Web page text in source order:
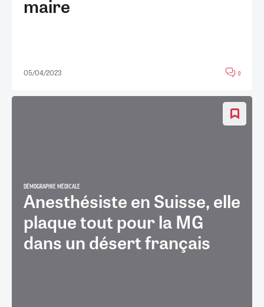
maire
05/04/2023 0
DÉMOGRAPHIE MÉDICALE
Anesthésiste en Suisse, elle
plaque tout pour la MG
dans un désert français